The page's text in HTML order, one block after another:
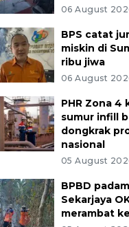
06 August
BPS catat
miskin di
ribu jiwa
06 August
PHR Zona 4
sumur infill
dongkrak
nasional
05 August
BPBD
Sekarjaya
merambat